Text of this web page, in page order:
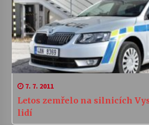
7. 7. 2011
Letos zemřelo na silnicích
lidí